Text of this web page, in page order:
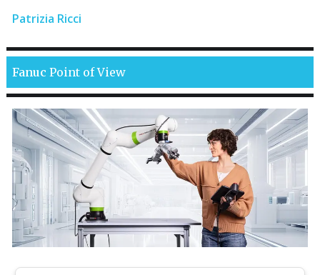
Patrizia Ricci
FanucPoint of View